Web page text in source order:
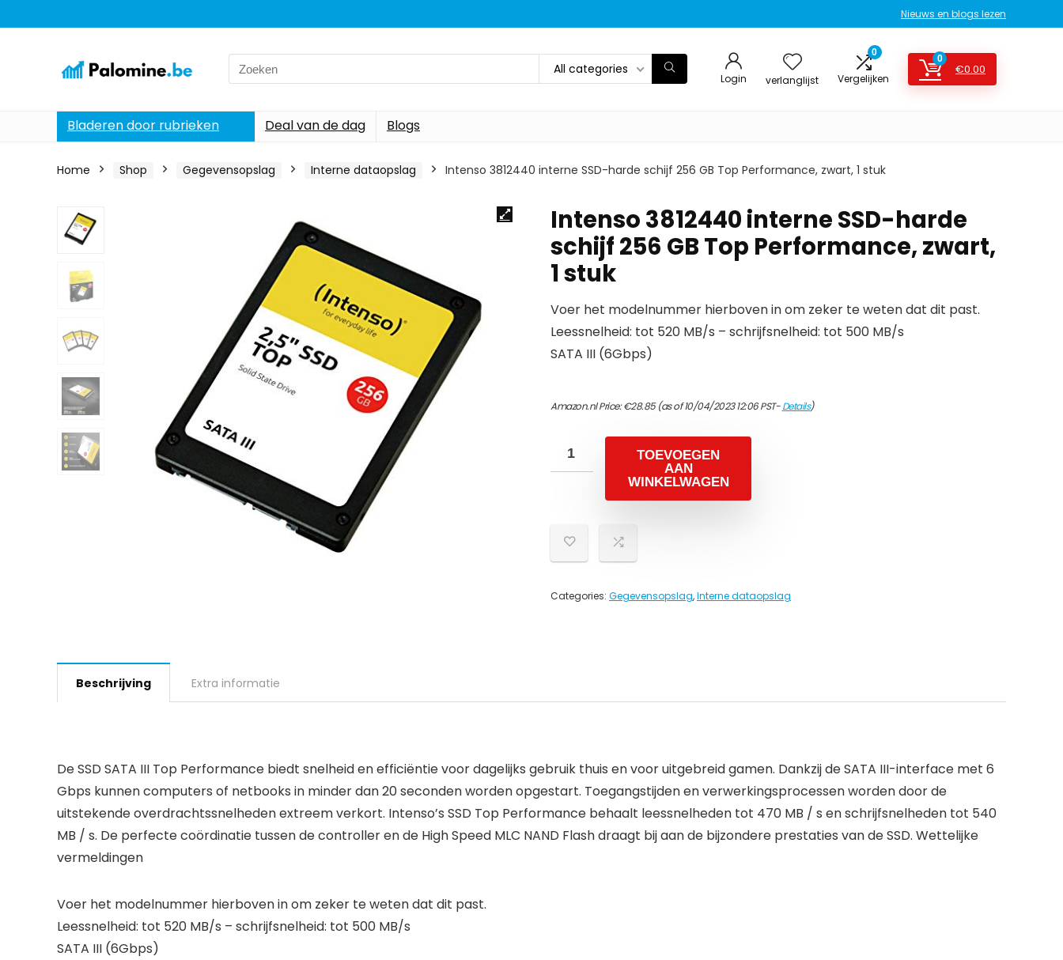
Nieuws en blogs lezen
Search
for:
All categories
Login verlanglijst
0
Vergelijken
0
€0.00
Bladeren door rubrieken Deal van de dag Blogs
Home Shop Gegevensopslag Interne dataopslag Intenso 3812440 interne SSD-harde schijf 256 GB Top Performance, zwart, 1 stuk
Intenso 3812440 interne SSD-harde
schijf 256 GB Top Performance, zwart,
1 stuk
Voer het modelnummer hierboven in om zeker te weten dat dit past.
Leessnelheid: tot 520 MB/s – schrijfsnelheid: tot 500 MB/s
SATA III (6Gbps)
Amazon.nl Price:€28.85(as of 10/04/2023 12:06 PST-Details)
TOEVOEGEN
AAN
WINKELWAGEN
Categories: Gegevensopslag,Interne dataopslag
Beschrijving Extra informatie
De SSD SATA III Top Performance biedt snelheid en efficiëntie voor dagelijks gebruik thuis en voor uitgebreid gamen. Dankzij de SATA III-interface met 6
Gbps kunnen computers of netbooks in minder dan 20 seconden worden opgestart. Toegangstijden en verwerkingsprocessen worden door de
uitstekende overdrachtssnelheden extreem verkort. Intenso’s SSD Top Performance behaalt leessnelheden tot 470 MB / s en schrijfsnelheden tot 540
MB / s. De perfecte coördinatie tussen de controller en de High Speed MLC NAND Flash draagt bij aan de bijzondere prestaties van de SSD. Wettelijke
vermeldingen
Voer het modelnummer hierboven in om zeker te weten dat dit past.
Leessnelheid: tot 520 MB/s – schrijfsnelheid: tot 500 MB/s
SATA III (6Gbps)